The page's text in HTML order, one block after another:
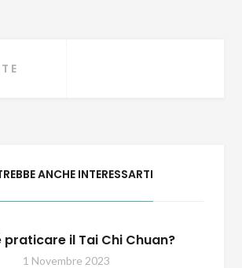
ANCHE INTERESSARTI
praticare il Tai Chi Chuan?
1 Novembre 2023